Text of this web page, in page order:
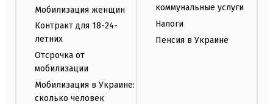
Мобилизация женщин
Контракт для 18-24-
летних
Отсрочка от
мобилизации
Мобилизация в Украине:
сколько человек
коммунальные услуги
Налоги
Пенсия в Украине